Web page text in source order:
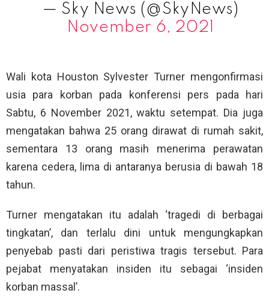
— Sky News (@SkyNews)
November 6, 2021
Wali kota Houston Sylvester Turner mengonfirmasi
usia para korban pada konferensi pers pada hari
Sabtu, 6 November 2021, waktu setempat. Dia juga
mengatakan bahwa 25 orang dirawat di rumah sakit,
sementara 13 orang masih menerima perawatan
karena cedera, lima di antaranya berusia di bawah 18
tahun.
Turner mengatakan itu adalah ‘tragedi di berbagai
tingkatan’, dan terlalu dini untuk mengungkapkan
penyebab pasti dari peristiwa tragis tersebut. Para
pejabat menyatakan insiden itu sebagai ‘insiden
korban massal’.